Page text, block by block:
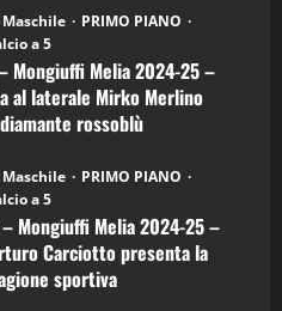
Maschile
PRIMO PIANO
a 5
Mongiuffi Melia 2024-25 –
al laterale Mirko Merlino
rossoblù
Maschile
PRIMO PIANO
a 5
Mongiuffi Melia 2024-25 –
Carciotto presenta la
sportiva
in Podcast: 27^ Puntata
Aprile 2026)
in Podcast: 26^ Puntata
Aprile 2026)